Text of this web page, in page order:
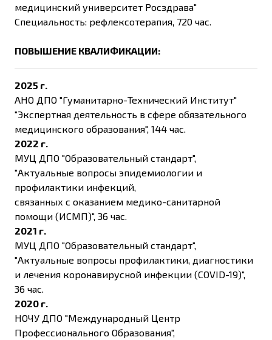
медицинский университет Росздрава"
Специальность: рефлексотерапия, 720 час.
ПОВЫШЕНИЕ КВАЛИФИКАЦИИ:
2025 г.
АНО ДПО "Гуманитарно-Технический Институт"
"Экспертная деятельность в сфере обязательного
медицинского образования", 144 час.
2022 г.
МУЦ ДПО "Образовательный стандарт",
"Актуальные вопросы эпидемиологии и
профилактики инфекций,
связанных с оказанием медико-санитарной
помощи (ИСМП)", 36 час.
2021 г.
МУЦ ДПО "Образовательный стандарт",
"Актуальные вопросы профилактики, диагностики
и лечения коронавирусной инфекции (COVID-19)",
36 час.
2020 г.
НОЧУ ДПО "Международный Центр
Профессионального Образования",